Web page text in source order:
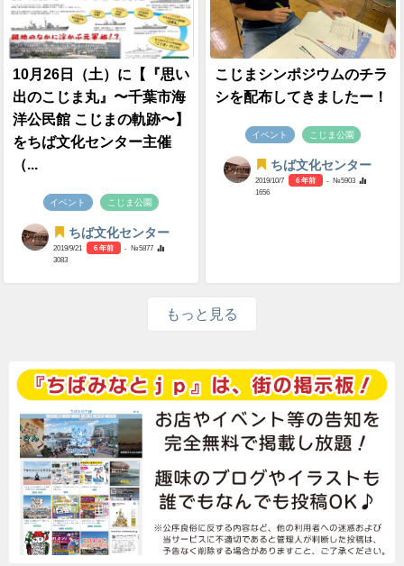
10月26日（土）に【『思い
出のこじま丸』〜千葉市海
洋公民館 こじまの軌跡〜】
をちば文化センター主催
（...
イベント こじま公園
ちば文化センター
2019/9/21 6 年前
- №5877
3083
こじまシンポジウムのチラ
シを配布してきましたー！
イベント こじま公園
ちば文化センター
2019/10/7 6 年前
- №5903
1656
もっと見る